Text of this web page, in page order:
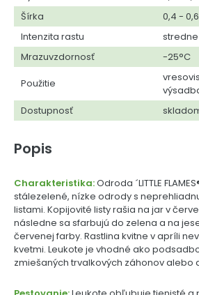
Šírka
0,4 -
Intenzita rastu
stredne
Mrazuvzdornosť
-25°C
Použitie
Dostupnosť
Popis
Charakteristika:Odroda ´LITTLE
stálezelené, nízke odrody s
listami. Kopijovité listy rašia na jar v
následne sa sfarbujú do zelena a na
červenej farby. Rastlina kvitne v apríli
kvetmi. Leukote je vhodné ako
zmiešaných trvalkových záhonov alebo